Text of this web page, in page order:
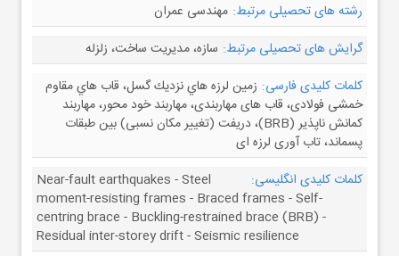
رشته های تحصیلی مرتبط: مهندسی عمران
گرایش های تحصیلی مرتبط: سازه، مدیریت ساخت، زلزله
کلمات کلیدی فارسی: زمين لرزه هاي نزديك گسل، قاب هاي مقاوم
خمشی فولادی، قاب های مهاربندی، مهاربند خود محور، مهاربند
کمانش ناپذیر (BRB)، دریفت (تغییر مکان نسبی) بین طبقات
پسماند، تاب آوری لرزه ای
کلمات کلیدی انگلیسی:
Near-fault earthquakes - Steel
moment-resisting frames - Braced frames - Self-
centring brace - Buckling-restrained brace (BRB) -
Residual inter-storey drift - Seismic resilience